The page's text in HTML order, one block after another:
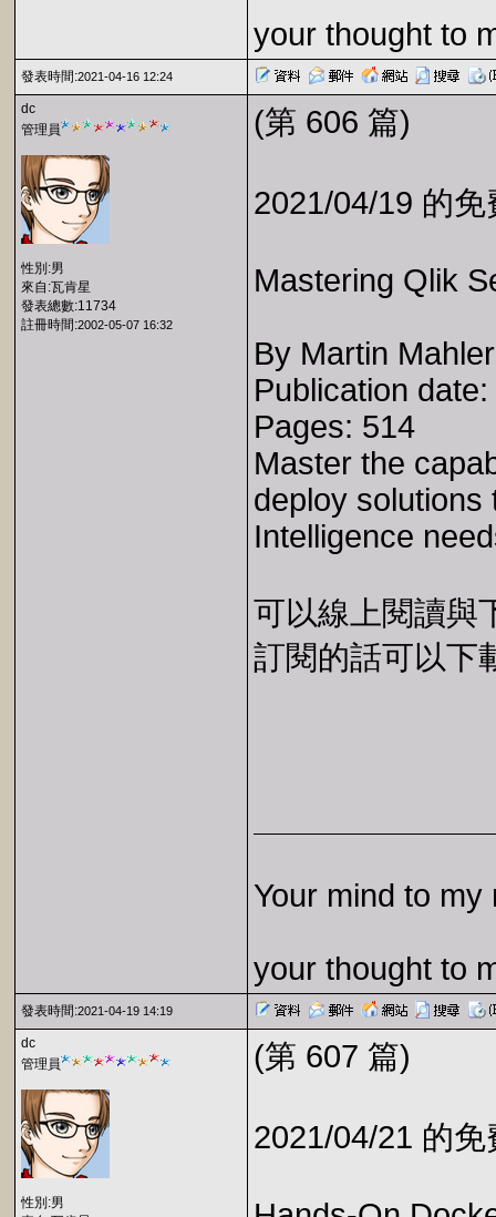
your thought to
發表時間:2021-04-16 12:24
dc
管理員
性別:男
來自:瓦肯星
發表總數:11734
註冊時間:2002-05-07 16:32
(第 606 篇)
2021/04/19 的
Mastering Qlik
By Martin
Publication
Pages: 514
Master the
deploy solutions
Intelligence
可以線上閱讀與
訂閱的話可以下
Your mind to my
your thought to
發表時間:2021-04-19 14:19
dc
管理員
性別:男
(第 607 篇)
2021/04/21 的